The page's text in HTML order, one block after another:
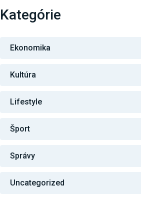
Kategórie
Ekonomika
Kultúra
Lifestyle
Šport
Správy
Uncategorized